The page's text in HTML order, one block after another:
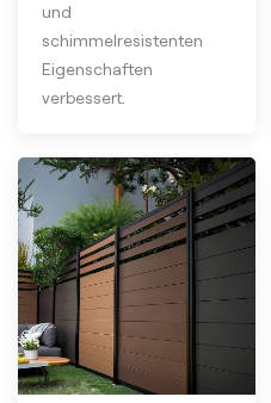
und
schimmelresistenten
Eigenschaften
verbessert.